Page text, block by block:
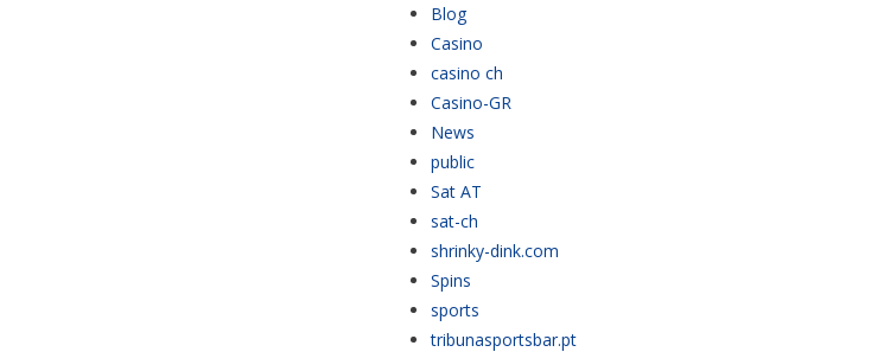
Blog
Casino
casino ch
Casino-GR
News
public
Sat AT
sat-ch
shrinky-dink.com
Spins
sports
tribunasportsbar.pt